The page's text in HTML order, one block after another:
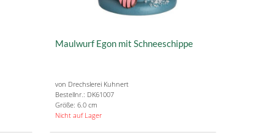
Maulwurf Egon mit Schneeschippe
von Drechslerei Kuhnert
Bestellnr.: DK61007
Größe: 6.0 cm
Nicht auf Lager